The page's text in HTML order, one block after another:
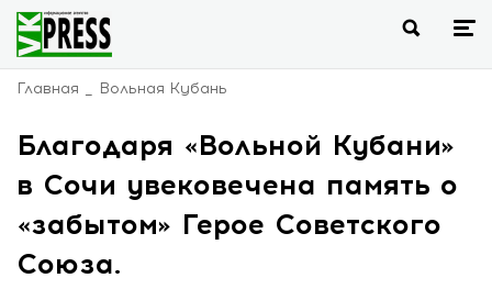
Главная Вольная Кубань
Благодаря «Вольной Кубани»
в Сочи увековечена память о
«забытом» Герое Советского
Союза.